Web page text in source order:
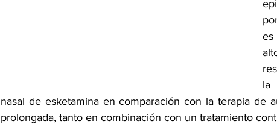
la
nasal de esketamina en comparación con la terapia de
prolongada, tanto en combinación con un tratamiento